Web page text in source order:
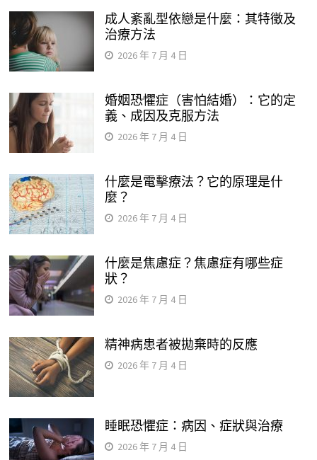
成人紊亂型依戀是什麼：其特徵及
治療方法
2026 年 7 月 4 日
婚姻恐懼症（害怕結婚）：它的定
義、成因及克服方法
2026 年 7 月 4 日
什麼是電擊療法？它的原理是什
麼？
2026 年 7 月 4 日
什麼是焦慮症？焦慮症有哪些症
狀？
2026 年 7 月 4 日
精神病患者被拋棄時的反應
2026 年 7 月 4 日
睡眠恐懼症：病因、症狀與治療
2026 年 7 月 4 日